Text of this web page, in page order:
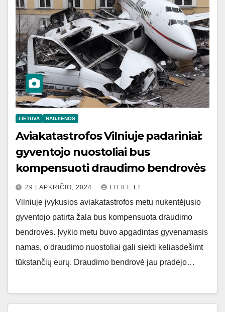
LIETUVA NAUJIENOS
Aviakatastrofos Vilniuje padariniai:
gyventojo nuostoliai bus
kompensuoti draudimo bendrovės
29 LAPKRIČIO, 2024 LTLIFE.LT
Vilniuje įvykusios aviakatastrofos metu nukentėjusio
gyventojo patirta žala bus kompensuota draudimo
bendrovės. Įvykio metu buvo apgadintas gyvenamasis
namas, o draudimo nuostoliai gali siekti keliasdešimt
tūkstančių eurų. Draudimo bendrovė jau pradėjo…